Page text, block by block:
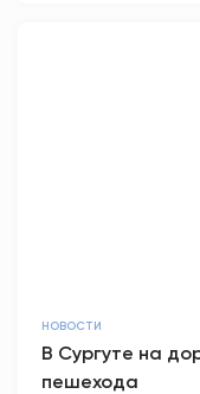
НОВОСТИ
В Сургуте на
пешехода